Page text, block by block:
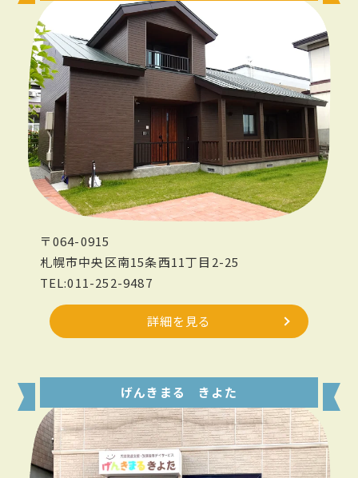
〒064-0915
札幌市中央区南15条西11丁目2-25
TEL:011-252-9487
詳細を見る
げんきまる きよた